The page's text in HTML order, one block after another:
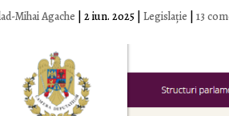
Mihai Agache |2 iun. 2025 |Legislație |13